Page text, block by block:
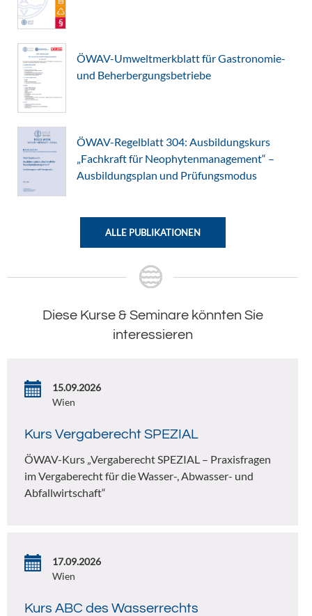
ÖWAV-Umweltmerkblatt für Gastronomie-
und Beherbergungsbetriebe
ÖWAV-Regelblatt 304: Ausbildungskurs
„Fachkraft für Neophytenmanagement“ –
Ausbildungsplan und Prüfungsmodus
ALLE PUBLIKATIONEN
Diese Kurse & Seminare könnten Sie
interessieren
15.09.2026
Wien
Kurs Vergaberecht SPEZIAL
ÖWAV-Kurs „Vergaberecht SPEZIAL – Praxisfragen
im Vergaberecht für die Wasser-, Abwasser- und
Abfallwirtschaft“
17.09.2026
Wien
Kurs ABC des Wasserrechts